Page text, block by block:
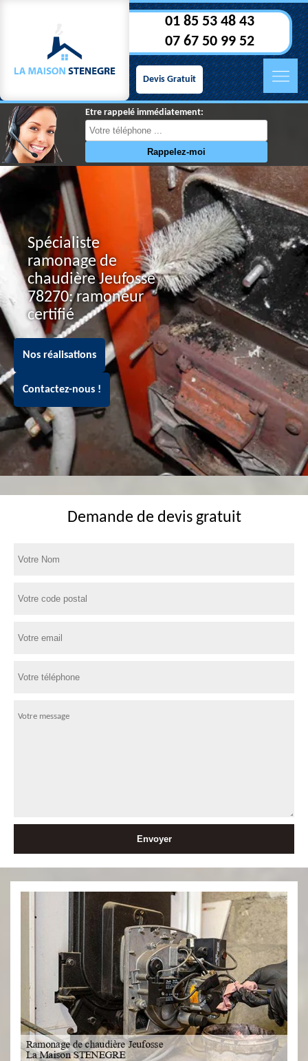
01 85 53 48 43
07 67 50 99 52
Devis Gratuit
Etre rappelé immédiatement:
Spécialiste
ramonage de
chaudière Jeufosse
78270: ramoneur
certifié
Nos réalisations
Contactez-nous !
Demande de devis gratuit